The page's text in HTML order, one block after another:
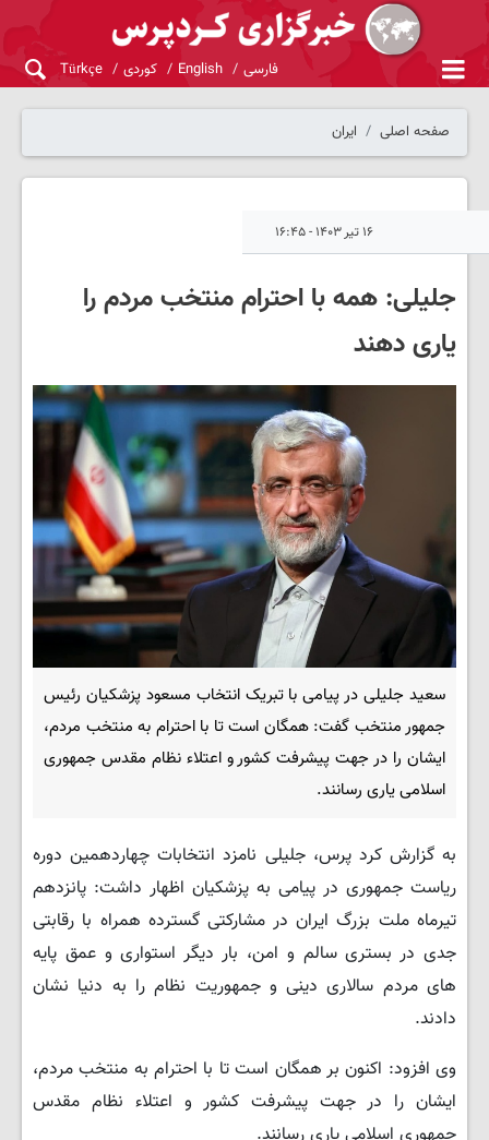
فارسی English کوردی Türkçe
صفحه اصلی ایران
۱۶ تیر ۱۴۰۳ - ۱۶:۴۵
جلیلی: همه با احترام منتخب مردم را
یاری دهند
سعید جلیلی در پیامی با تبریک انتخاب مسعود پزشکیان رئیس
جمهور منتخب گفت: همگان است تا با احترام به منتخب مردم،
ایشان را در جهت پیشرفت کشور و اعتلاء نظام مقدس جمهوری
اسلامی یاری رسانند.
به گزارش کرد پرس، جلیلی نامزد انتخابات چهاردهمین دوره
ریاست جمهوری در پیامی به پزشکیان اظهار داشت: پانزدهم
تیرماه ملت بزرگ ایران در مشارکتی گسترده همراه با رقابتی
جدی در بستری سالم و امن، بار دیگر استواری و عمق پایه
های مردم سالاری دینی و جمهوریت نظام را به دنیا نشان
دادند.
وی افزود: اکنون بر همگان است تا با احترام به منتخب مردم،
ایشان را در جهت پیشرفت کشور و اعتلاء نظام مقدس